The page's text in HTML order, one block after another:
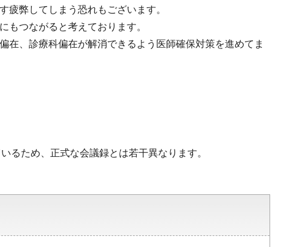
疲弊してしまう恐れもございます。
もつながると考えております。
、診療科偏在が解消できるよう医師確保対策を進めてま
るため、正式な会議録とは若干異なります。